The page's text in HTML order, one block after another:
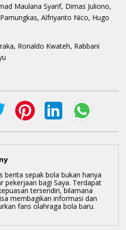
Maulana Syarif, Dimas Juliono,
Alfriyanto Nico, Hugo
Ronaldo Kwateh, Rabbani
berita sepak bola bukan hanya
pekerjaan bagi Saya. Terdapat
tersendiri, bilamana
membagikan informasi dan
fans olahraga bola baru.